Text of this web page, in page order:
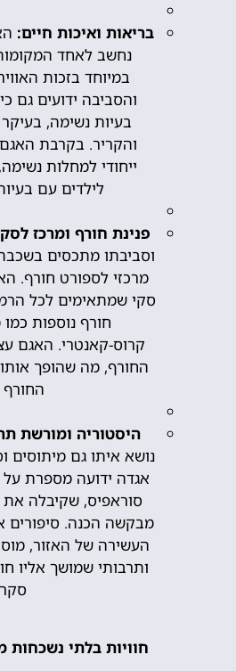
בריאות ואיכות חיים:
נחשב לאחד
במיוחד בזכות
והסביבה ידועים גם
בעיות נשימה,
והקריר. בקרבת
ייחודי למחלות
לילדים עם
פנינת חורף ומרכז
וסביבתו מתכסים
מרכזי לספורט חורף.
סקי שמתאימים לכל
חורף נוספות
קרוס-קאנטרי. האגם
החורף, מה שהופך
החורף
היסטוריה ומורשת
נושא איתו גם מיתוסים
אגדה ידועה מספרת
סוראפיס, שקיבלה
מבקשה הכנה. סיפורים
העשירה של האזור,
ותרבותי שמושך אליו
חוויות בלתי נשכחות